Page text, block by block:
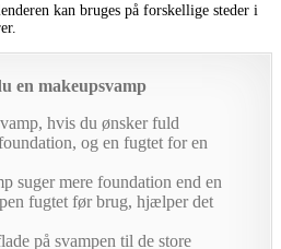
kan bruges på forskellige steder i
en makeupsvamp
hvis du ønsker fuld
og en fugtet for en
suger mere foundation end en
fugtet før brug, hjælper det
på svampen til de store